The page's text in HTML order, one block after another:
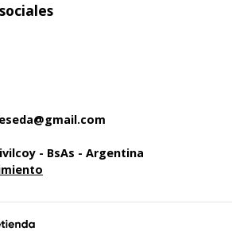
- BsAs - Argentina